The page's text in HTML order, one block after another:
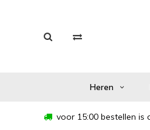
Heren
voor 15:00 bestellen